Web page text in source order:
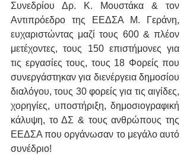
Συνεδρίου Δρ. Κ. Μουστάκα & τον
Αντιπρόεδρο της ΕΕΔΣΑ Μ. Γεράνη,
ευχαριστώντας μαζί τους 600 & πλέον
μετέχοντες, τους 150 επιστήμονες για
τις εργασίες τους, τους 18 Φορείς που
συνεργάστηκαν για διενέργεια δημοσίου
διαλόγου, τους 30 φορείς για τις αιγίδες,
χορηγίες, υποστήριξη, δημοσιογραφική
κάλυψη, το ΔΣ & τους ανθρώπους της
ΕΕΔΣΑ που οργάνωσαν το μεγάλο αυτό
συνέδριο!